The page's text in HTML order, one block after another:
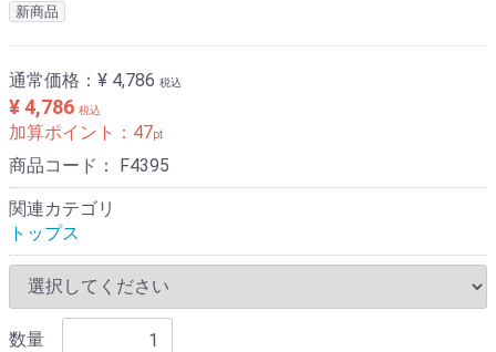
新商品
通常価格： ¥ 4,786 税込
¥ 4,786 税込
加算ポイント： 47pt
商品コード： F4395
関連カテゴリ
トップス
数量